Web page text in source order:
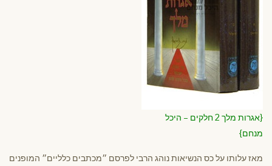
{אגרות מלך 2 חלקים – היכל
מנחם}
מאז עלותו על כס הנשיאות נוהג הרבי לפרסם ״מכתבים כלליים״ המופנים